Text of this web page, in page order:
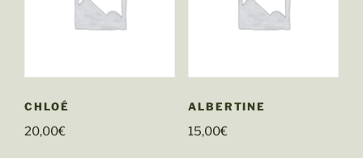
CHLOÉ
20,00€
ALBERTINE
15,00€